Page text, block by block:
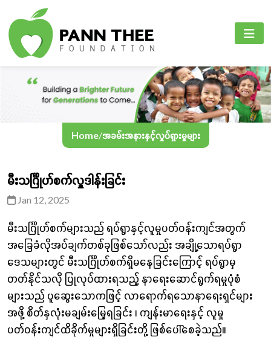
Home/အခမ်းအနားနှင့်လှုပ်ရှားမှုများ
မီးသင်္ဂြိုဟ်စက်လှူဒါန်းခြင်း
Jan 12, 2025
မီးသင်္ဂြိုဟ်စက်များသည် ရပ်ရွာနှင့်လူမှုပတ်ဝန်းကျင်အတွက်
အခြေခံလိုအပ်ချက်တစ်ခုဖြစ်သော်လည်း အချို့သောရပ်ရွာ
ဒေသများတွင် မီးသင်္ဂြိုဟ်စက်ရှိမနေခြင်းကြောင့် ရပ်ရွာမှ
တတ်နိုင်သလို ပြုလုပ်ထားရသည့် နာရေးဆောင်ရွက်ရမှုပုံစံ
များသည် ပူဆွေးသောကဖြင့် လာရောက်ရသောနာရေးရှင်များ
အဖို့ စိတ်နှလုံးမချမ်း‌မြေ့ရခြင်း ၊ ကျန်းမာရေးနှင့် လူမှု
ပတ်ဝန်းကျင်ထိခိုက်မှုများရှိခြင်းတို့ ဖြစ်‌ပေါ်စေခဲ့သည်။
PANN THEE FOUNDATION
ပင်မစာမျက်နှာ
ကျွန်ုပ်တို့အကြောင်း
စီမံကိန်းများ
အခမ်းအနားနှင့်လှုပ်ရှားမှုများ
ဆက်သွယ်ရန်
ဘာသာစကား
လှူဒါန်းခြင်း
စီမံကိန်းများ
ပညာရေးကဏ္ဍ
ကျန်းမာရေးစောင့်ရှောက်မှုကဏ္ဍ
အွန်လိုင်းသင်ကြားရေး
PANN THEE FOUNDATION
English
Myanmar